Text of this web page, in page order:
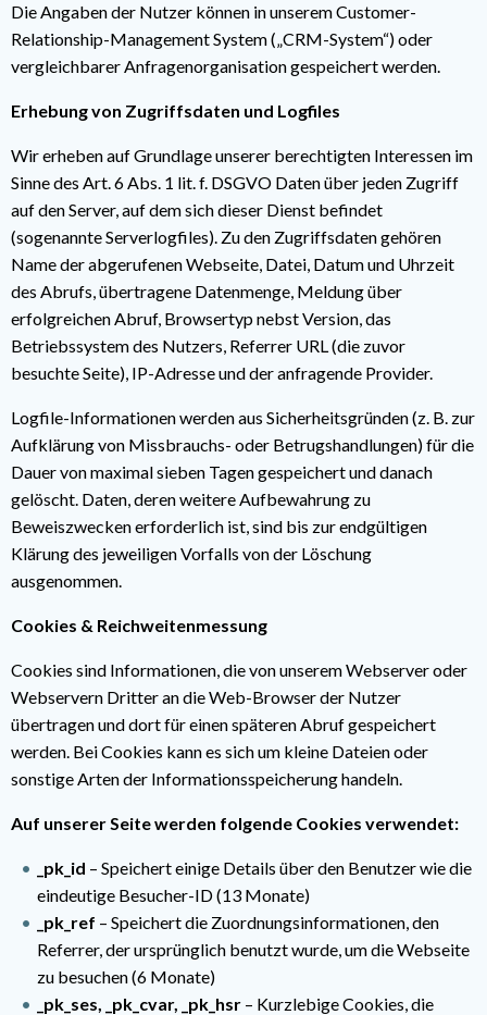
Die Angaben der Nutzer können in unserem Customer-
Relationship-Management System („CRM-System“) oder
vergleichbarer Anfragenorganisation gespeichert werden.
Erhebung von Zugriffsdaten und Logfiles
Wir erheben auf Grundlage unserer berechtigten Interessen im
Sinne des Art. 6 Abs. 1 lit. f. DSGVO Daten über jeden Zugriff
auf den Server, auf dem sich dieser Dienst befindet
(sogenannte Serverlogfiles). Zu den Zugriffsdaten gehören
Name der abgerufenen Webseite, Datei, Datum und Uhrzeit
des Abrufs, übertragene Datenmenge, Meldung über
erfolgreichen Abruf, Browsertyp nebst Version, das
Betriebssystem des Nutzers, Referrer URL (die zuvor
besuchte Seite), IP-Adresse und der anfragende Provider.
Logfile-Informationen werden aus Sicherheitsgründen (z. B. zur
Aufklärung von Missbrauchs- oder Betrugshandlungen) für die
Dauer von maximal sieben Tagen gespeichert und danach
gelöscht. Daten, deren weitere Aufbewahrung zu
Beweiszwecken erforderlich ist, sind bis zur endgültigen
Klärung des jeweiligen Vorfalls von der Löschung
ausgenommen.
Cookies & Reichweitenmessung
Cookies sind Informationen, die von unserem Webserver oder
Webservern Dritter an die Web-Browser der Nutzer
übertragen und dort für einen späteren Abruf gespeichert
werden. Bei Cookies kann es sich um kleine Dateien oder
sonstige Arten der Informationsspeicherung handeln.
Auf unserer Seite werden folgende Cookies verwendet:
_pk_id – Speichert einige Details über den Benutzer wie die
eindeutige Besucher-ID (13 Monate)
_pk_ref – Speichert die Zuordnungsinformationen, den
Referrer, der ursprünglich benutzt wurde, um die Webseite
zu besuchen (6 Monate)
_pk_ses, _pk_cvar, _pk_hsr– Kurzlebige Cookies, die